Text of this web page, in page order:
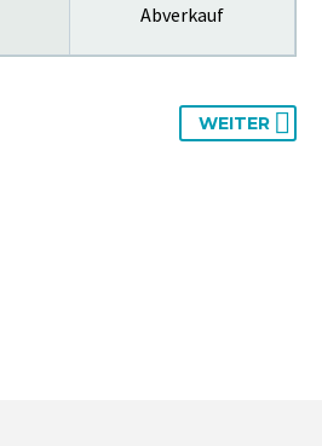
Abverkauf
WEITER